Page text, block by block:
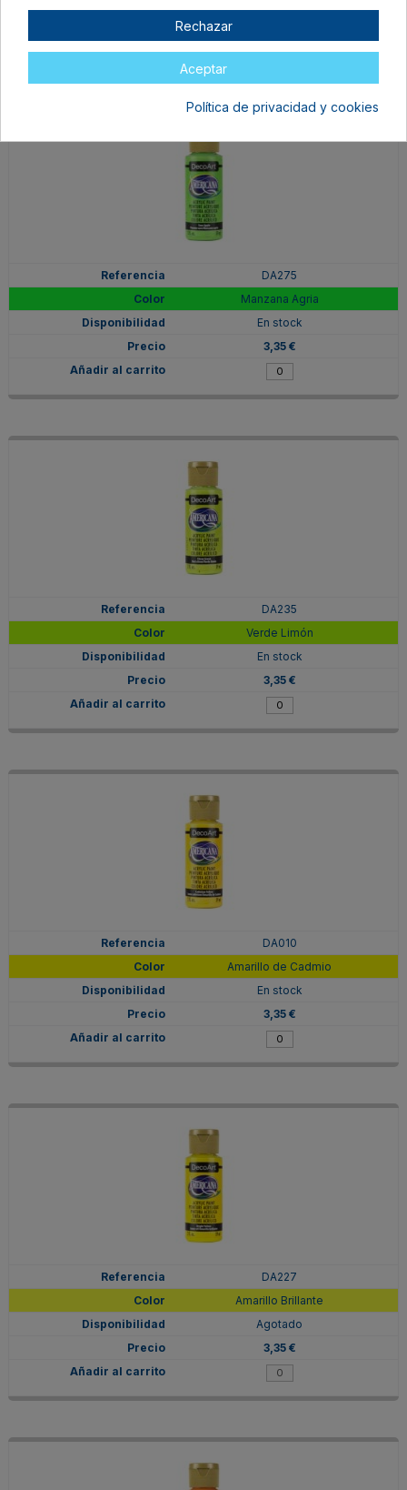
3,35 €
DA275
Manzana Agria
En stock
3,35 €
DA235
Verde Limón
En stock
3,35 €
DA010
Amarillo de Cadmio
En stock
3,35 €
DA227
Amarillo Brillante
Agotado
3,35 €
Rechazar
Aceptar
Política de privacidad y cookies